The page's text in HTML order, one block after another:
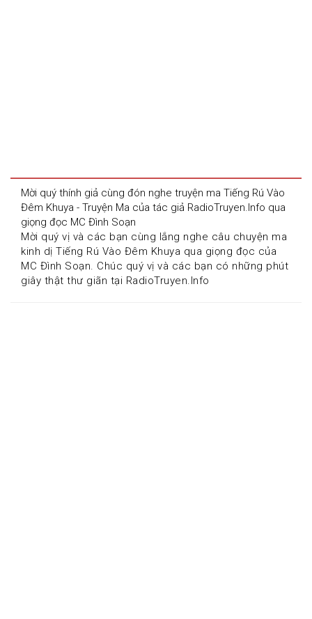
Mời quý thính giả cùng đón nghe truyện ma Tiếng Rú Vào
Đêm Khuya - Truyện Ma của tác giả RadioTruyen.Info qua
giọng đọc MC Đình Soạn
Mời quý vị và các bạn cùng lắng nghe câu chuyện ma
kinh dị Tiếng Rú Vào Đêm Khuya qua giọng đọc của
MC Đình Soạn. Chúc quý vị và các bạn có những phút
giây thật thư giãn tại RadioTruyen.Info